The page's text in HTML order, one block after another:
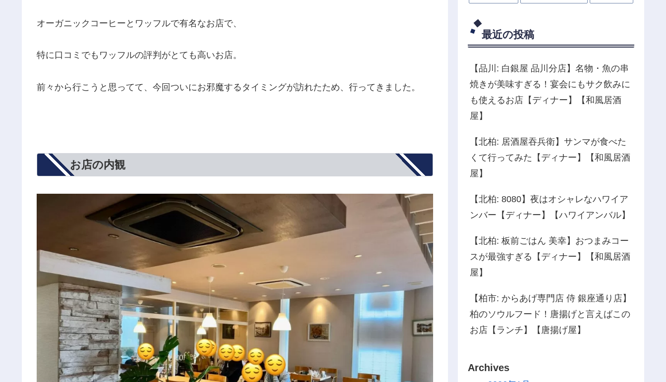
オーガニックコーヒーとワッフルで有名なお店で、
特に口コミでもワッフルの評判がとても高いお店。
前々から行こうと思ってて、今回ついにお邪魔するタイミングが訪れたため、行ってきました。
お店の内観
最近の投稿
【品川: 白銀屋 品川分店】名物・魚の串
焼きが美味すぎる！宴会にもサク飲みに
も使えるお店【ディナー】【和風居酒
屋】
【北柏: 居酒屋吞兵衛】サンマが食べた
くて行ってみた【ディナー】【和風居酒
屋】
【北柏: 8080】夜はオシャレなハワイア
ンバー【ディナー】【ハワイアンバル】
【北柏: 板前ごはん 美幸】おつまみコー
スが最強すぎる【ディナー】【和風居酒
屋】
【柏市: からあげ専門店 侍 銀座通り店】
柏のソウルフード！唐揚げと言えばこの
お店【ランチ】【唐揚げ屋】
Archives